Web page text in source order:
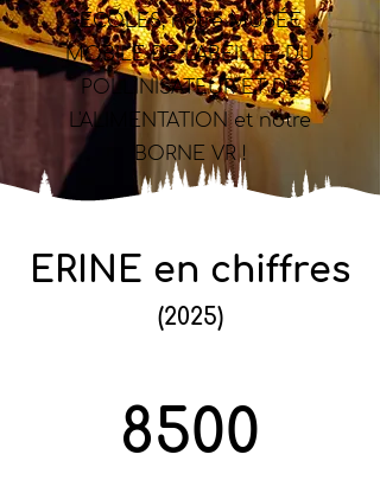
ÉCOLES, notre MUSÉE
MOBILE DE L'ABEILLE, DU
POLLINISATEUR ET DE
L'ALIMENTATION et notre
BORNE VR !
ERINE en chiffres
(2025)
8500